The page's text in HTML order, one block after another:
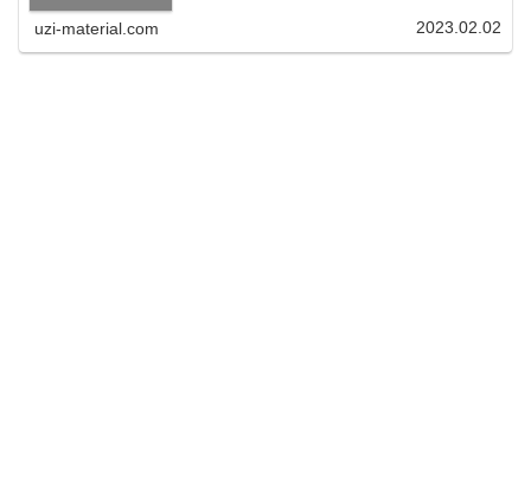
uzi-material.com 2023.02.02